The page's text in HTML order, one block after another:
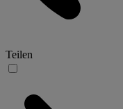
Teilen